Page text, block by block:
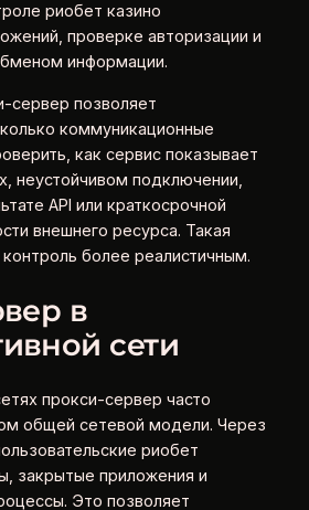
риобет казино
проверке авторизации и
информации.
сервер позволяет
коммуникационные
как сервис показывает
неустойчивом подключении,
API или краткосрочной
внешнего ресурса. Такая
более реалистичным.
в
сети
прокси-сервер часто
общей сетевой модели. Через
риобет
закрытые приложения и
Это позволяет